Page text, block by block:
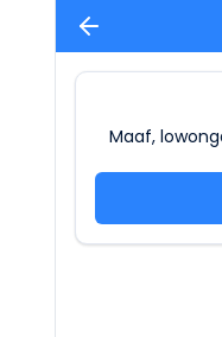
Maaf,